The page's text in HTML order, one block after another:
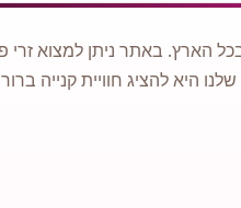
הארץ. באתר ניתן למצוא
היא להציג חוויית קנייה